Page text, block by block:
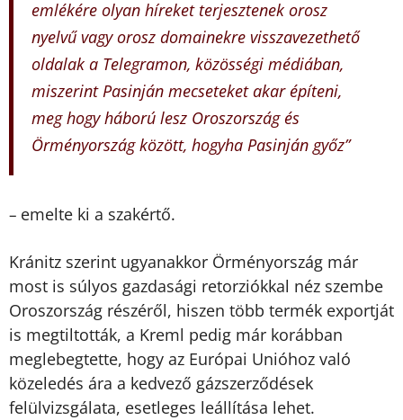
emlékére olyan híreket terjesztenek orosz
nyelvű vagy orosz domainekre visszavezethető
oldalak a Telegramon, közösségi médiában,
miszerint Pasinján mecseteket akar építeni,
meg hogy háború lesz Oroszország és
Örményország között, hogyha Pasinján győz”
– emelte ki a szakértő.
Kránitz szerint ugyanakkor Örményország már
most is súlyos gazdasági retorziókkal néz szembe
Oroszország részéről, hiszen több termék exportját
is megtiltották, a Kreml pedig már korábban
meglebegtette, hogy az Európai Unióhoz való
közeledés ára a kedvező gázszerződések
felülvizsgálata, esetleges leállítása lehet.